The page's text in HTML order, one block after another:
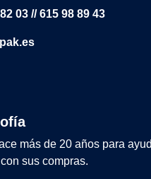
03 // 615 98 89 43
más de 20 años para
sus compras.